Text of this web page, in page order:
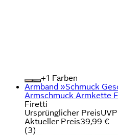
+
Farben
Armband »Schmuck
Armschmuck Armkette
Firetti
Ursprünglicher Preis
Aktueller Preis39,99 €
(3)